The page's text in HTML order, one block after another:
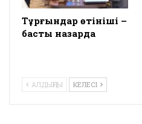
Тұрғындар өтініші –
басты назарда
АЛДЫҢҒЫ КЕЛЕСІ